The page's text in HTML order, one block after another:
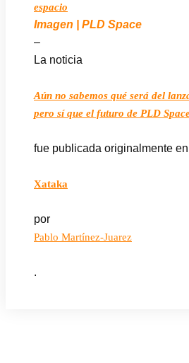
espacio
Imagen | PLD Space
–
La noticia
Aún no sabemos qué será del
pero sí que el futuro de PLD
fue publicada originalmente en
Xataka
por
Pablo Martínez-Juarez
.